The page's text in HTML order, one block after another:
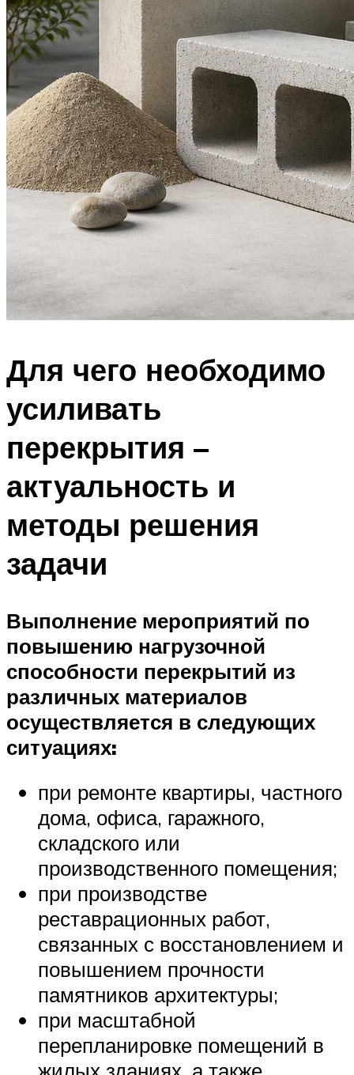
Для чего необходимо
усиливать
перекрытия –
актуальность и
методы решения
задачи
Выполнение мероприятий по
повышению нагрузочной
способности перекрытий из
различных материалов
осуществляется в следующих
ситуациях:
при ремонте квартиры, частного
дома, офиса, гаражного,
складского или
производственного помещения;
при производстве
реставрационных работ,
связанных с восстановлением и
повышением прочности
памятников архитектуры;
при масштабной
перепланировке помещений в